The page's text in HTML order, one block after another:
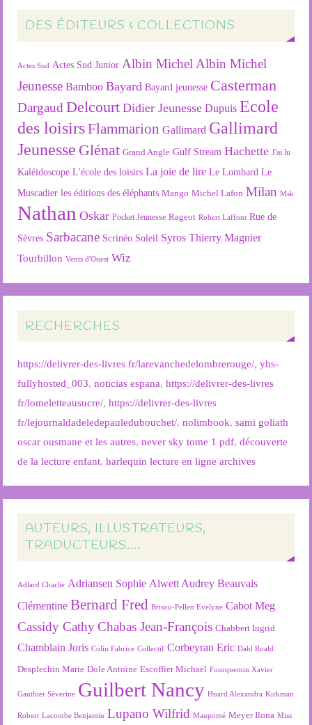
DES ÉDITEURS & COLLECTIONS
Actes Sud Actes Sud Junior Albin Michel Albin Michel
Jeunesse Bamboo Bayard Bayard jeunesse Casterman
Dargaud Delcourt Didier Jeunesse Dupuis Ecole
des loisirsFlammarion Gallimard Gallimard
Jeunesse Glénat Grand Angle Gulf Stream Hachette J'ai lu
Kaléidoscope L'école des loisirs La joie de lire Le Lombard Le
Muscadier les éditions des éléphants Mango Michel Lafon Milan Msk
Nathan Oskar Pocket Jeunesse Rageot Robert Laffont Rue de
Sèvres Sarbacane Scrinéo Soleil Syros Thierry Magnier
Tourbillon Vents d'Ouest Wiz
RECHERCHES
https://delivrer-des-livres fr/larevanchedelombrerouge/,yhs-
fullyhosted_003,noticias espana,https://delivrer-des-livres
fr/lomeletteausucre/,https://delivrer-des-livres
fr/lejournaldadeledepauledubouchet/,nolimbook,sami goliath
oscar ousmane et les autres,never sky tome 1 pdf,découverte
de la lecture enfant,harlequin lecture en ligne archives
AUTEURS, ILLUSTRATEURS,
TRADUCTEURS….
Adlard Charlie Adriansen Sophie Alwett Audrey Beauvais
Clémentine Bernard Fred Brisou-Pellen Evelyne Cabot Meg
Cassidy Cathy Chabas Jean-François Chabbert Ingrid
Chamblain Joris Colin Fabrice Collectif Corbeyran Eric Dahl Roald
Desplechin Marie Dole Antoine Escoffier Michaël Fourquemin Xavier
Gauthier Séverine Guilbert Nancy Huard Alexandra Kirkman
Robert Lacombe Benjamin Lupano Wilfrid Maupomé Meyer Ilona Miss